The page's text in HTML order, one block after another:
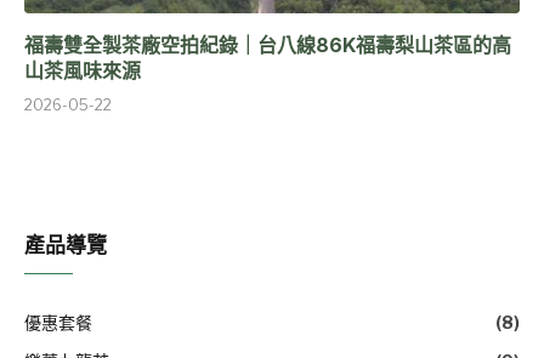
福壽雙全製茶廠空拍紀錄｜台八線86K福壽梨山茶區的高
山茶風味來源
2026-05-22
產品導覽
優惠套餐
(8)